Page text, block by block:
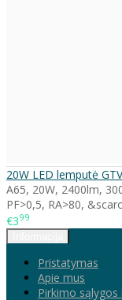
20W LED lemputė
A65, 20W, 2400lm,
PF>0,5, RA>80,
€399
Pristatymas
Apie mus
Pirkimo sąlygos